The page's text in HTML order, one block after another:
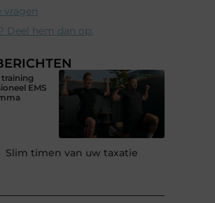
vragen
Deel hem dan op:
EMS
Slim timen van uw taxatie